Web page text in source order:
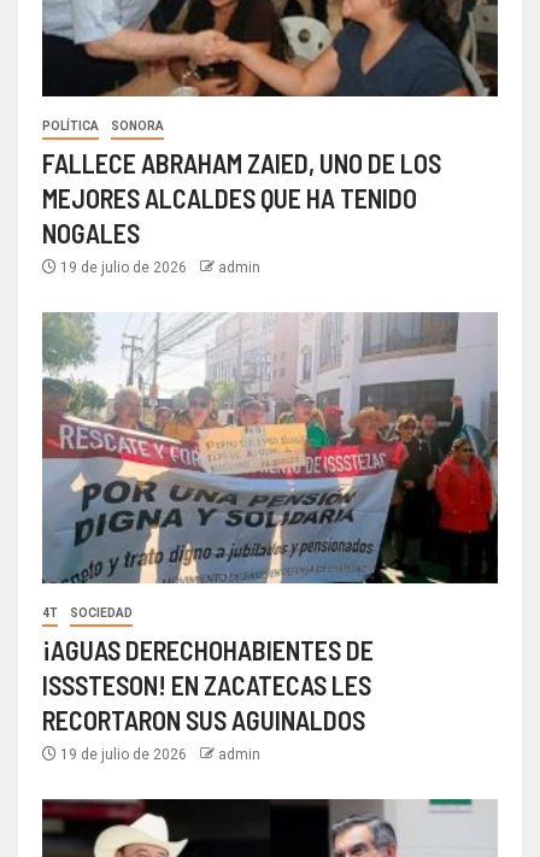
POLÍTICA SONORA
FALLECE ABRAHAM ZAIED, UNO DE LOS
MEJORES ALCALDES QUE HA TENIDO
NOGALES
19 de julio de 2026 admin
4T SOCIEDAD
¡AGUAS DERECHOHABIENTES DE
ISSSTESON! EN ZACATECAS LES
RECORTARON SUS AGUINALDOS
19 de julio de 2026 admin